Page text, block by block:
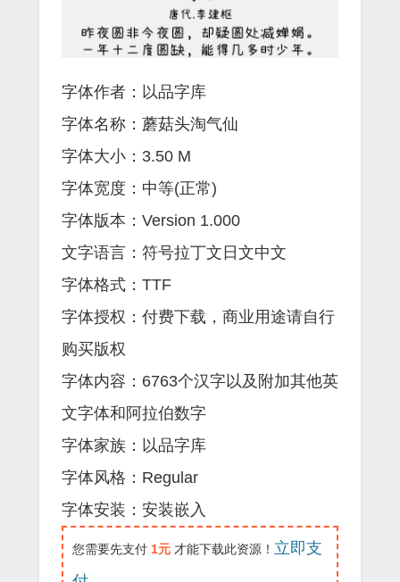
字体作者：以品字库
字体名称：蘑菇头淘气仙
字体大小：3.50 M
字体宽度：中等(正常)
字体版本：Version 1.000
文字语言：符号拉丁文日文中文
字体格式：TTF
字体授权：付费下载，商业用途请自行
购买版权
字体内容：6763个汉字以及附加其他英
文字体和阿拉伯数字
字体家族：以品字库
字体风格：Regular
字体安装：安装嵌入
您需要先支付 1元 才能下载此资源！ 立即支